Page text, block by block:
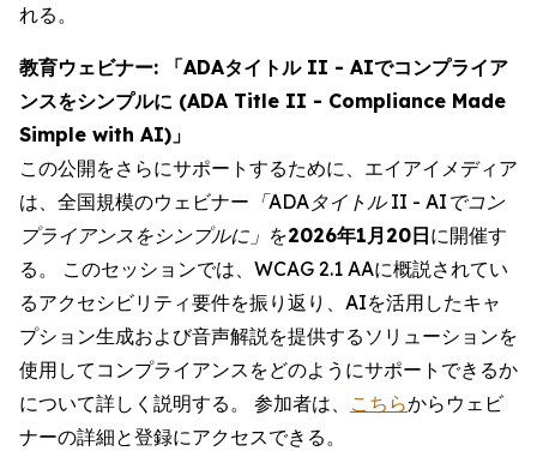
れる。
教育ウェビナー: 「ADAタイトル II - AIでコンプライア
ンスをシンプルに (ADA Title II - Compliance Made
Simple with AI)」
この公開をさらにサポートするために、エイアイメディア
は、全国規模のウェビナー 「ADAタイトル II - AIでコン
プライアンスをシンプルに」 を2026年1月20日に開催す
る。 このセッションでは、WCAG 2.1 AAに概説されてい
るアクセシビリティ要件を振り返り、AIを活用したキャ
プション生成および音声解説を提供するソリューションを
使用してコンプライアンスをどのようにサポートできるか
について詳しく説明する。 参加者は、 こちらからウェビ
ナーの詳細と登録にアクセスできる。